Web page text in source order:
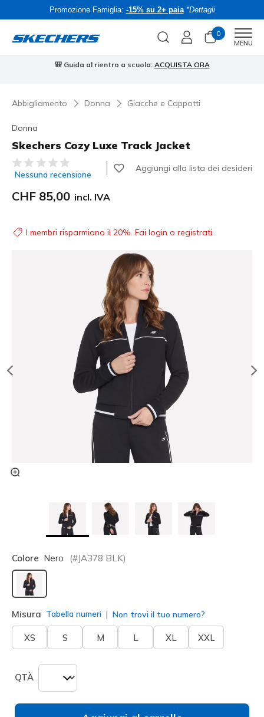
Promozione Famiglia: -15% su 2+ paia *Dettagli
0
MENU
🎒 Guida al rientro a scuola: ACQUISTA ORA
Abbigliamento Donna Giacche e Cappotti
Donna
Skechers Cozy Luxe Track Jacket
Valutazione cliente 4.4 su 5
Nessuna recensione
Aggiungi alla lista dei desideri
CHF 85,00 incl. IVA
I membri risparmiano il 20%. Fai login o registrati.
Colore Nero (#JA378 BLK)
selezionato
Misura Tabella numeri Non trovi il tuo numero?
XS S M L XL XXL
QTÀ